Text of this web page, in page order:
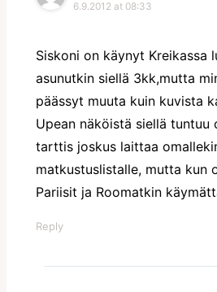
6.9.2012 at 08:33
Siskoni on käynyt Kreikassa
asunutkin siellä 3kk,mutta
päässyt muuta kuin kuvista
Upean näköistä siellä tuntuu
tarttis joskus laittaa
matkustuslistalle, mutta kun
Pariisit ja Roomatkin
Reply